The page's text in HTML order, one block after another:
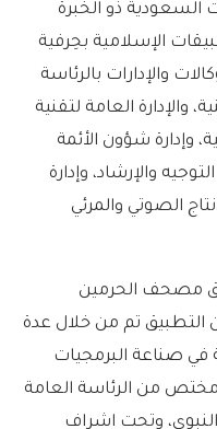
ذو الخبرة
الإسلامية بحِرفية
والإدارات بالرئاسة
والإدارة العامة لتقنية
وإدارة شؤون الأئمة
والإرشاد، وإدارة
الصوتي والمرئي
مصحف الحرمين
التطبيق تم من خلال عدة
صناعة البرمجيات
من الرئاسة العامة
وتحت اشراف